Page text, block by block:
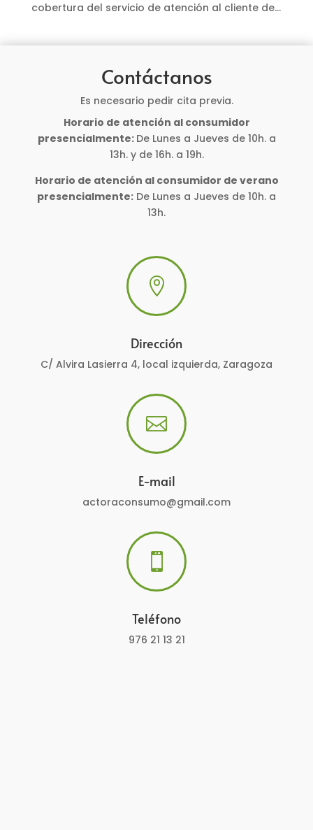
cobertura del servicio de atención al cliente de...
Contáctanos
Es necesario pedir cita previa.
Horario de atención al consumidor
presencialmente: De Lunes a Jueves de 10h. a
13h. y de 16h. a 19h.
Horario de atención al consumidor de verano
presencialmente: De Lunes a Jueves de 10h. a
13h.

Dirección
C/ Alvira Lasierra 4, local izquierda, Zaragoza

E-mail
actoraconsumo@gmail.com

Teléfono
976 21 13 21